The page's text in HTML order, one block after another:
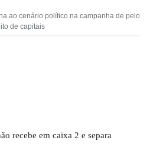
ao cenário político na campanha de pelo
de capitais
recebe em caixa 2 e separa